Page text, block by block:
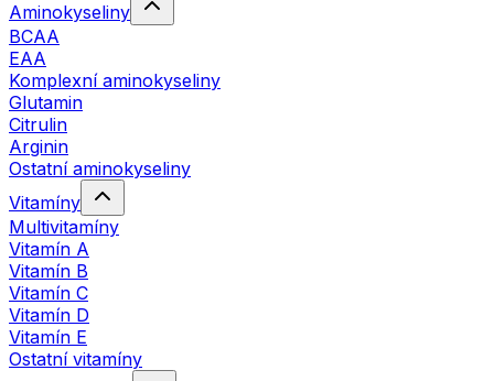
Aminokyseliny
BCAA
EAA
Komplexní aminokyseliny
Glutamin
Citrulin
Arginin
Ostatní aminokyseliny
Vitamíny
Multivitamíny
Vitamín A
Vitamín B
Vitamín C
Vitamín D
Vitamín E
Ostatní vitamíny